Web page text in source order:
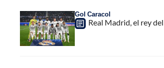
Gol Caracol
Real Madrid, el rey